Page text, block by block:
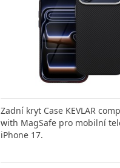
Zadní kryt Case KEVLAR
with MagSafe pro mobilní
iPhone 17.